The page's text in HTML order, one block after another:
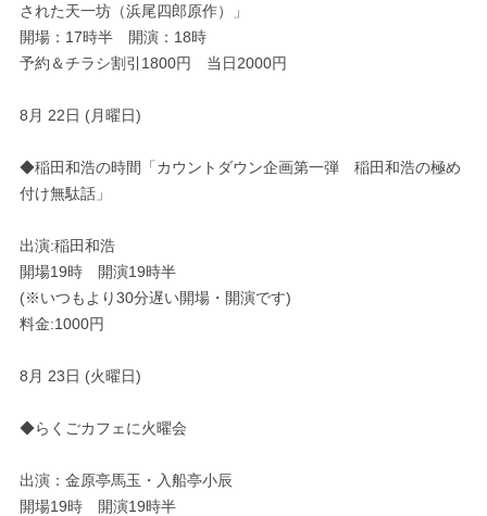
された天一坊（浜尾四郎原作）」
開場：17時半 開演：18時
予約＆チラシ割引1800円 当日2000円
8月 22日 (月曜日)
◆稲田和浩の時間「カウントダウン企画第一弾 稲田和浩の極め
付け無駄話」
出演:稲田和浩
開場19時 開演19時半
(※いつもより30分遅い開場・開演です)
料金:1000円
8月 23日 (火曜日)
◆らくごカフェに火曜会
出演：金原亭馬玉・入船亭小辰
開場19時 開演19時半